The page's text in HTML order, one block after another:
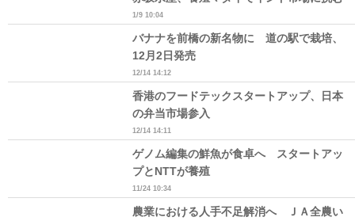
1/9 10:04
バナナを前橋の新名物に 道の駅で栽培、
12月2日発売
12/14 14:12
香港のフードテックスタートアップ、日本
の弁当市場参入
12/14 14:11
ゲノム編集の鮮魚が食卓へ スタートアッ
プとNTTが養殖
11/24 10:34
農業における人手不足解消へ ＪＡ全農い